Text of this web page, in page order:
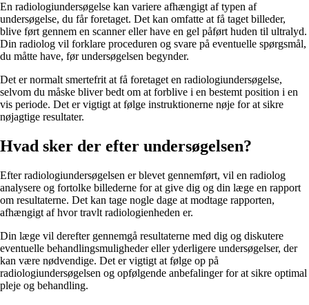
En radiologiundersøgelse kan variere afhængigt af typen af
undersøgelse, du får foretaget. Det kan omfatte at få taget billeder,
blive ført gennem en scanner eller have en gel påført huden til ultralyd.
Din radiolog vil forklare proceduren og svare på eventuelle spørgsmål,
du måtte have, før undersøgelsen begynder.
Det er normalt smertefrit at få foretaget en radiologiundersøgelse,
selvom du måske bliver bedt om at forblive i en bestemt position i en
vis periode. Det er vigtigt at følge instruktionerne nøje for at sikre
nøjagtige resultater.
Hvad sker der efter undersøgelsen?
Efter radiologiundersøgelsen er blevet gennemført, vil en radiolog
analysere og fortolke billederne for at give dig og din læge en rapport
om resultaterne. Det kan tage nogle dage at modtage rapporten,
afhængigt af hvor travlt radiologienheden er.
Din læge vil derefter gennemgå resultaterne med dig og diskutere
eventuelle behandlingsmuligheder eller yderligere undersøgelser, der
kan være nødvendige. Det er vigtigt at følge op på
radiologiundersøgelsen og opfølgende anbefalinger for at sikre optimal
pleje og behandling.